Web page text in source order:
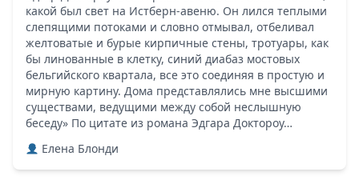
какой был свет на Истберн-авеню. Он лился теплыми
слепящими потоками и словно отмывал, отбеливал
желтоватые и бурые кирпичные стены, тротуары, как
бы линованные в клетку, синий диабаз мостовых
бельгийского квартала, все это соединяя в простую и
мирную картину. Дома представлялись мне высшими
существами, ведущими между собой неслышную
беседу» По цитате из романа Эдгара Доктороу…
Елена Блонди